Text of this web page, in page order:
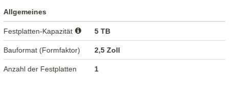
Allgemeines
Festplatten-Kapazität 5 TB
Bauformat (Formfaktor) 2,5 Zoll
Anzahl der Festplatten 1